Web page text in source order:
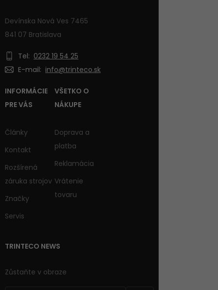
Devínska Nová Ves 7465
841 07 Bratislava
Tel: 0232 19 54 25
E-mail: info@trinteco.sk
INFORMÁCIE
PRE VÁS
Články
Kontakt
Rozšírená
záruka strojov
Značky
Servis
VŠETKO O
NÁKUPE
Doprava a
platba
Reklamácia
Vrátenie
tovaru
TRINTECO NEWS
Zůstaňte v obraze